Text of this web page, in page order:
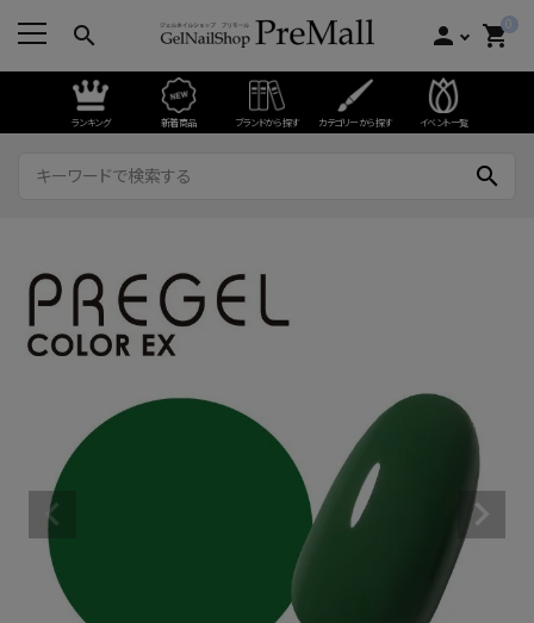
search person 0
shopping_cart
ランキング 新着商品 ブランドから探す カテゴリーから探す イベント一覧
search